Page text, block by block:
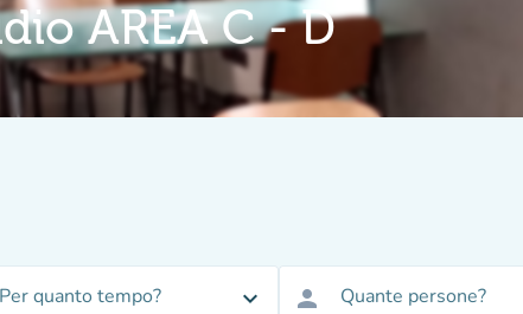
AREA C - D
Per quanto tempo? expand_more person Quante persone?